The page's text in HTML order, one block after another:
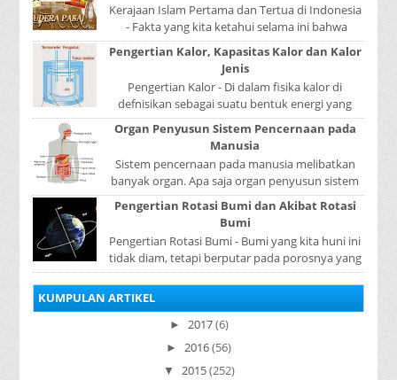
Kerajaan Islam Pertama dan Tertua di Indonesia
- Fakta yang kita ketahui selama ini bahwa
kerajaan Samudera Pasai merupakan kerajaan ...
Pengertian Kalor, Kapasitas Kalor dan Kalor
Jenis
Pengertian Kalor - Di dalam fisika kalor di
defnisikan sebagai suatu bentuk energi yang
dapat berpindah atau mengalir dari benda yang
...
Organ Penyusun Sistem Pencernaan pada
Manusia
Sistem pencernaan pada manusia melibatkan
banyak organ. Apa saja organ penyusun sistem
pencernaan pada manusia ? Organ penyusun
sistem p...
Pengertian Rotasi Bumi dan Akibat Rotasi
Bumi
Pengertian Rotasi Bumi - Bumi yang kita huni ini
tidak diam, tetapi berputar pada porosnya yang
disebut rotasi bumi. Waktu yang diperlukan...
KUMPULAN ARTIKEL
► 2017(6)
► 2016(56)
▼ 2015(252)